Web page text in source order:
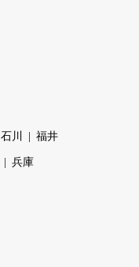
石川 福井
兵庫